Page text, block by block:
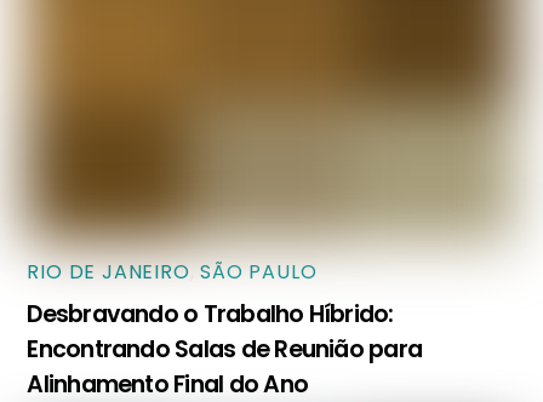
RIO DE JANEIRO,SÃO PAULO
Desbravando o Trabalho Híbrido:
Encontrando Salas de Reunião para
Alinhamento Final do Ano